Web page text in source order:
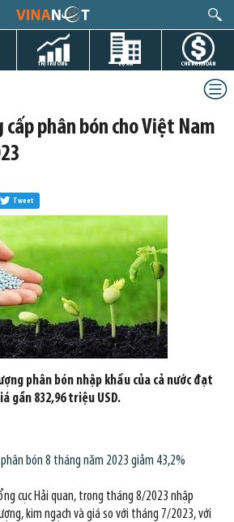
THỊ TRƯỜNG DỰ ÁN CHỨNG KHOÁN
phân bón cho Việt Nam
Tweet
phân bón nhập khẩu của cả nước đạt
gần 832,96 triệu USD.
bón 8 tháng năm 2023 giảm 43,2%
cục Hải quan, trong tháng 8/2023 nhập
kim ngạch và giá so với tháng 7/2023, với